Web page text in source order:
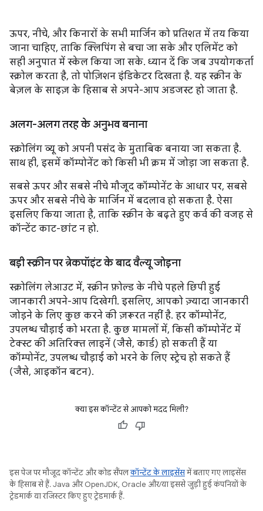
ऊपर, नीचे, और किनारों के सभी मार्जिन को प्रतिशत में तय किया
जाना चाहिए, ताकि क्लिपिंग से बचा जा सके और एलिमेंट को
सही अनुपात में स्केल किया जा सके. ध्यान दें कि जब उपयोगकर्ता
स्क्रोल करता है, तो पोज़िशन इंडिकेटर दिखता है. यह स्क्रीन के
बेज़ल के साइज़ के हिसाब से अपने-आप अडजस्ट हो जाता है.
अलग-अलग तरह के अनुभव बनाना
स्क्रोलिंग व्यू को अपनी पसंद के मुताबिक बनाया जा सकता है.
साथ ही, इसमें कॉम्पोनेंट को किसी भी क्रम में जोड़ा जा सकता है.
सबसे ऊपर और सबसे नीचे मौजूद कॉम्पोनेंट के आधार पर, सबसे
ऊपर और सबसे नीचे के मार्जिन में बदलाव हो सकता है. ऐसा
इसलिए किया जाता है, ताकि स्क्रीन के बढ़ते हुए कर्व की वजह से
कॉन्टेंट काट-छांट न हो.
बड़ी स्क्रीन पर ब्रेकपॉइंट के बाद वैल्यू जोड़ना
स्क्रोलिंग लेआउट में, स्क्रीन फ़ोल्ड के नीचे पहले छिपी हुई
जानकारी अपने-आप दिखेगी. इसलिए, आपको ज़्यादा जानकारी
जोड़ने के लिए कुछ करने की ज़रूरत नहीं है. हर कॉम्पोनेंट,
उपलब्ध चौड़ाई को भरता है. कुछ मामलों में, किसी कॉम्पोनेंट में
टेक्स्ट की अतिरिक्त लाइनें (जैसे, कार्ड) हो सकती हैं या
कॉम्पोनेंट, उपलब्ध चौड़ाई को भरने के लिए स्ट्रेच हो सकते हैं
(जैसे, आइकॉन बटन).
क्या इस कॉन्टेंट से आपको मदद मिली?
इस पेज पर मौजूद कॉन्टेंट और कोड सैंपलकॉन्टेंट के लाइसेंसमें बताए गए लाइसेंस
के हिसाब से हैं. Java और OpenJDK, Oracle और/या इससे जुड़ी हुई कंपनियों के
ट्रेडमार्क या रजिस्टर किए हुए ट्रेडमार्क हैं.